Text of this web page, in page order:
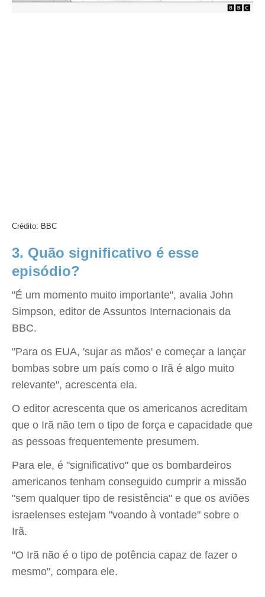
Crédito: BBC
3. Quão significativo é esse
episódio?
"É um momento muito importante", avalia John
Simpson, editor de Assuntos Internacionais da
BBC.
"Para os EUA, 'sujar as mãos' e começar a lançar
bombas sobre um país como o Irã é algo muito
relevante", acrescenta ela.
O editor acrescenta que os americanos acreditam
que o Irã não tem o tipo de força e capacidade que
as pessoas frequentemente presumem.
Para ele, é "significativo" que os bombardeiros
americanos tenham conseguido cumprir a missão
"sem qualquer tipo de resistência" e que os aviões
israelenses estejam "voando à vontade" sobre o
Irã.
"O Irã não é o tipo de potência capaz de fazer o
mesmo", compara ele.